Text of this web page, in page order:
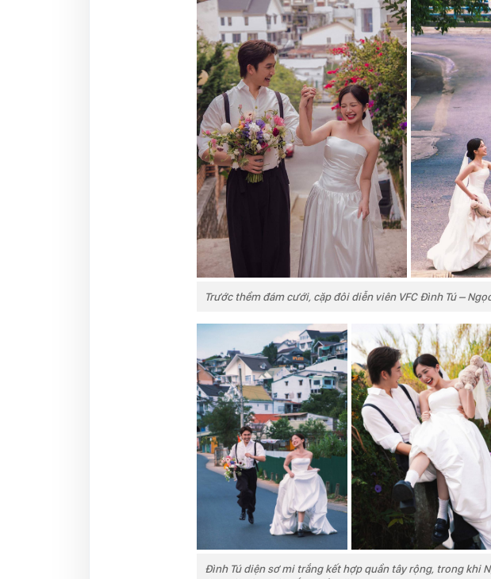
Trước thềm đám cưới, cặp đôi diễn viên VFC Đình Tú –
Đình Tú diện sơ mi trắng kết hợp quần tây rộng, trong khi